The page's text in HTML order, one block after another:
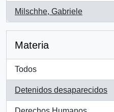
Milschhe, Gabriele
, 1 resultados
Materia
Todos
Detenidos desaparecidos
, 1 resultados